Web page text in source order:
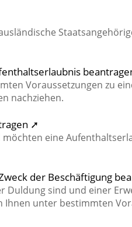
Voraussetzungen zu
nachziehen.
➚
eine
der Beschäftigung
Duldung sind und einer
Ihnen unter bestimmten